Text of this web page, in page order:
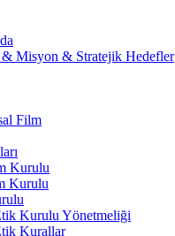
Misyon & Stratejik Hedefler
Film
Kurulu
Kurulu
Kurulu Yönetmeliği
Kurallar